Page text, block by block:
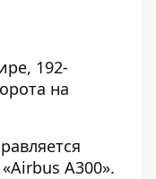
192-
на
A300».